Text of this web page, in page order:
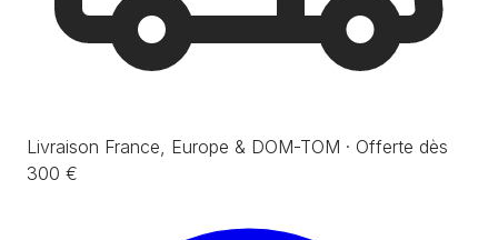
Livraison France, Europe & DOM-TOM · Offerte dès
300 €